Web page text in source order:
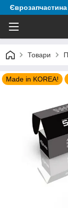
Єврозапчастина
Товари
Made in KOREA!